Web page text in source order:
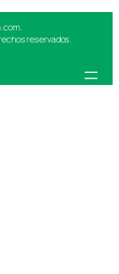
reservados.